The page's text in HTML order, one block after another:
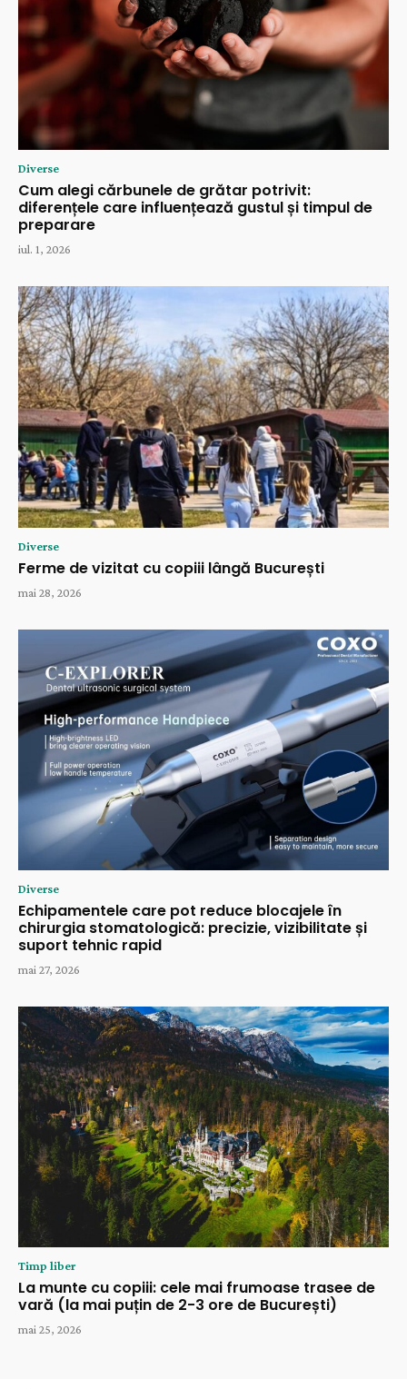
Diverse
Cum alegi cărbunele de grătar potrivit:
diferențele care influențează gustul și timpul de
preparare
iul. 1, 2026
Diverse
Ferme de vizitat cu copiii lângă București
mai 28, 2026
Diverse
Echipamentele care pot reduce blocajele în
chirurgia stomatologică: precizie, vizibilitate și
suport tehnic rapid
mai 27, 2026
Timp liber
La munte cu copiii: cele mai frumoase trasee de
vară (la mai puțin de 2-3 ore de București)
mai 25, 2026